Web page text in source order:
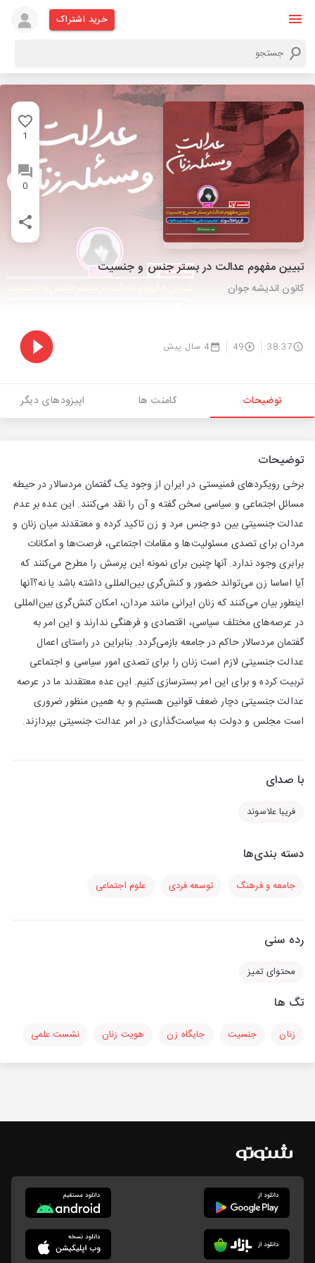
خرید اشتراک
1
0
تبیین مفهوم عدالت در بستر جنس و جنسیت
کانون اندیشه جوان
38:37
49 4 سال پیش
توضیحات کامنت ها اپیزودهای دیگر
توضیحات
برخی رویکردهای فمنیستی در ایران از وجود یک گفتمان مردسالار در حیطه
مسائل اجتماعی و سیاسی سخن گفته و آن را نقد می‌کنند. این عده بر عدم
عدالت جنسیتی بین دو جنس مرد و زن تاکید کرده و معتقدند میان زنان و
مردان برای تصدی مسئولیت‌ها و مقامات اجتماعی، فرصت‌ها و امکانات
برابری وجود ندارد. آنها چنین برای نمونه این پرسش را مطرح می‌کنند که
آیا اساسا زن می‌تواند حضور و کنش‌گری بین‌المللی داشته باشد یا نه؟آنها
اینطور بیان می‌کنند که زنان ایرانی مانند مردان، امکان کنش‌گری بین‌المللی
در عرصه‌های مختلف سیاسی، اقتصادی و فرهنگی ندارند و این امر به
گفتمان مردسالار حاکم در جامعه بازمی‌گردد. بنابراین در راستای اعمال
عدالت جنسیتی لازم است زنان را برای تصدی امور سیاسی و اجتماعی
تربیت کرده و برای این امر بسترسازی کنیم. این عده معتقدند ما در عرصه
عدالت جنسیتی دچار ضعف قوانین هستیم و به همین منظور ضروری
است مجلس و دولت به سیاست‌گذاری در امر عدالت جنسیتی بپردازند.
با صدای
فریبا علاسوند
دسته بندی‌ها
جامعه و فرهنگ توسعه فردی علوم اجتماعی
رده سنی
محتوای تمیز
تگ ها
زنان جنسیت جایگاه زن هویت زنان نشست علمی